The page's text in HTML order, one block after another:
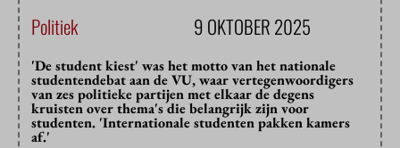
Politiek 9 OKTOBER 2025
'De student kiest' was het motto van het nationale
studentendebat aan de VU, waar vertegenwoordigers
van zes politieke partijen met elkaar de degens
kruisten over thema's die belangrijk zijn voor
studenten. 'Internationale studenten pakken kamers
af.'